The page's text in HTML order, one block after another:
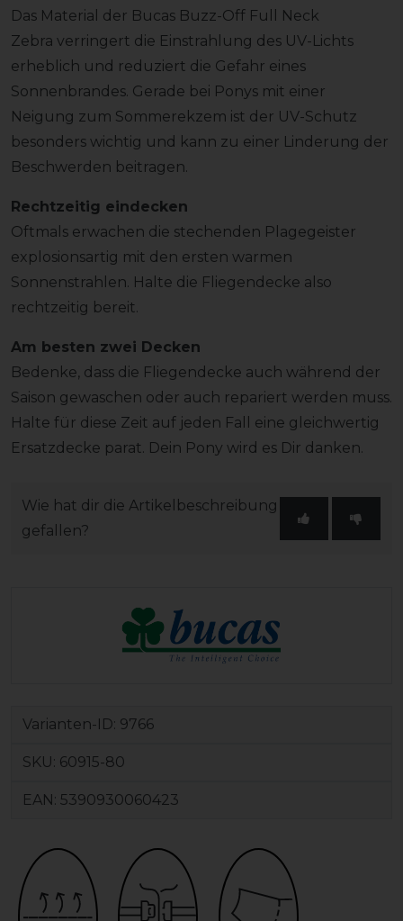
Das Material der Bucas Buzz-Off Full Neck
Zebra verringert die Einstrahlung des UV-Lichts
erheblich und reduziert die Gefahr eines
Sonnenbrandes. Gerade bei Ponys mit einer
Neigung zum Sommerekzem ist der UV-Schutz
besonders wichtig und kann zu einer Linderung der
Beschwerden beitragen.
Rechtzeitig eindecken
Oftmals erwachen die stechenden Plagegeister
explosionsartig mit den ersten warmen
Sonnenstrahlen. Halte die Fliegendecke also
rechtzeitig bereit.
Am besten zwei Decken
Bedenke, dass die Fliegendecke auch während der
Saison gewaschen oder auch repariert werden muss.
Halte für diese Zeit auf jeden Fall eine gleichwertig
Ersatzdecke parat. Dein Pony wird es Dir danken.
Wie hat dir die Artikelbeschreibung
gefallen?
Varianten-ID: 9766
SKU: 60915-80
EAN: 5390930060423